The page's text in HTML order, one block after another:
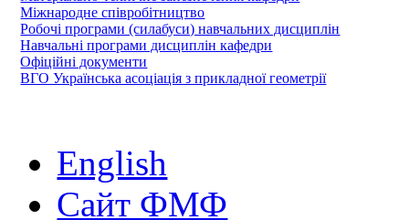
Міжнародне співробітництво
Робочі програми (силабуси) навчальних дисциплін
Навчальні програми дисциплін кафедри
Офіційні документи
ВГО Українська асоціація з прикладної геометрії
English
Сайт ФМФ